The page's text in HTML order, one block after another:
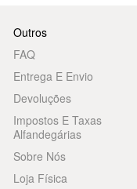
Outros
FAQ
Entrega E Envio
Devoluções
Impostos E Taxas
Alfandegárias
Sobre Nós
Loja Física